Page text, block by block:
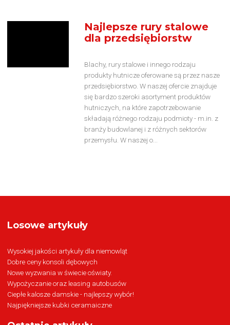
Najlepsze rury stalowe
dla przedsiębiorstw
Blachy, rury stalowe i innego rodzaju
produkty hutnicze oferowane są przez nasze
przedsiębiorstwo. W naszej ofercie znajduje
się bardzo szeroki asortyment produktów
hutniczych, na które zapotrzebowanie
składają różnego rodzaju podmioty - m.in. z
branży budowlanej i z różnych sektorów
przemysłu. W naszej o...
Losowe artykuły
Wysokiej jakości artykuły dla niemowląt
Dobre ceny konsoli dębowych
Nowe wyzwania w świecie oświaty.
Wypożyczanie oraz leasing autobusów
Ciepłe kalosze damskie - najlepszy wybór!
Najpiękniejsze kubki ceramaiczne